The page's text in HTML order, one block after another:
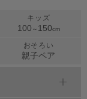
キッズ
100 ～ 150cm
おそろい
親子ペア